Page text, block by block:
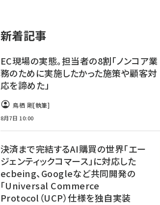
新着記事
EC現場の実態。担当者の8割「ノンコア業
務のために実施したかった施策や顧客対
応を諦めた」
鳥栖 剛[執筆]
8月7日 10:00
決済まで完結するAI購買の世界「エー
ジェンティックコマース」に対応した
ecbeing、Googleなど共同開発の
「Universal Commerce
Protocol（UCP）仕様を独自実装